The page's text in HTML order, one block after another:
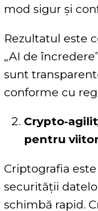
mod sigur și
Rezultatul este
„AI de
sunt
conforme cu
pentru
Criptografia
securității
schimbă rapid.